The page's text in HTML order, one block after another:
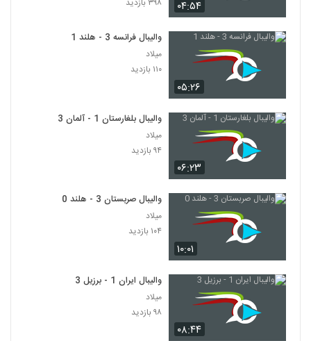
۰۴:۵۴
۰۵:۲۶
والیبال فرانسه 3 - هلند 1
میلاد
۱۱۰ بازدید
۰۶:۲۳
والیبال بلغارستان 1 - آلمان 3
میلاد
۹۴ بازدید
۱۰:۰۱
والیبال صربستان 3 - هلند 0
میلاد
۱۰۴ بازدید
۰۸:۴۴
والیبال ایران 1 - برزیل 3
میلاد
۹۸ بازدید